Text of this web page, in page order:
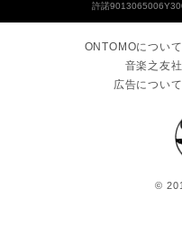
許諾
ONTOMOについて
音楽之友社
広告について
©